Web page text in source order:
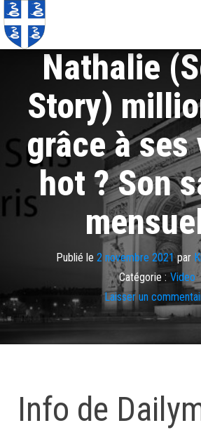
Nathalie
Story)
grâce à ses
hot ? Son
Publié le 2 novembre 2021par
Catégorie : Video
Laisser un
Info de